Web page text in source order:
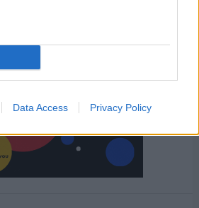
Data Access Privacy Policy